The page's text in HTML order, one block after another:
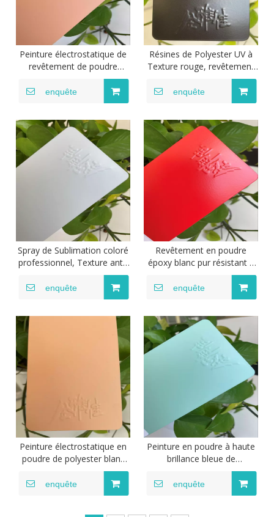
Peinture électrostatique de
revêtement de poudre
métallique lisse de manteau
de poudre de support en
enquête
Résines de Polyester UV à
Texture rouge, revêtement
en poudre, pulvérisation
électrostatique, époxy
thermodurcissable,
peinture de revêtement en
poudre
enquête
Spray de Sublimation coloré
professionnel, Texture anti-
graffiti, revêtement en
poudre jaune résistant à la
enquête
Revêtement en poudre
époxy blanc pur résistant à
la chaleur, fourniture
professionnelle, bon effet
Anti-empreinte digitale,
poudre noire
enquête
Peinture électrostatique en
poudre de polyester blanc
métal Ral 9016 Peinture de
revêtement en poudre
électrostatique de couleur
enquête
Peinture en poudre à haute
brillance bleue de
revêtement de résine
époxyde de résistance UV
enquête